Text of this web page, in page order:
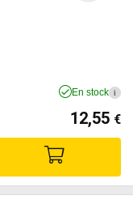
En stock i
12,55 €